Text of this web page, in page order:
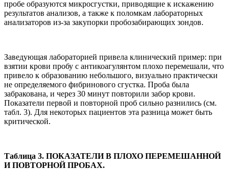
пробе образуются микросгустки, приводящие к искажению
результатов анализов, а также к поломкам лабораторных
анализаторов из-за закупорки пробозабирающих зондов.
Заведующая лабораторией привела клинический пример: при
взятии крови пробу с антикоагулянтом плохо перемешали, что
привело к образованию небольшого, визуально практически
не определяемого фибринового сгустка. Проба была
забракована, и через 30 минут повторили забор крови.
Показатели первой и повторной проб сильно разнились (см.
табл. 3). Для некоторых пациентов эта разница может быть
критической.
Таблица 3. ПОКАЗАТЕЛИ В ПЛОХО ПЕРЕМЕШАННОЙ
И ПОВТОРНОЙ ПРОБАХ.